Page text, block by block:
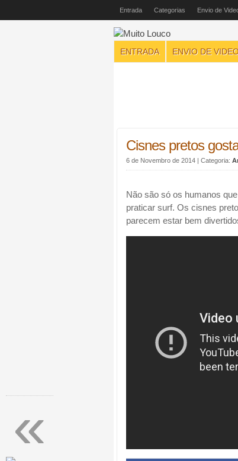
Entrada Categorias Envio de
ENTRADA ENVIO DE
Cisnes pretos
6 de Novembro de 2014 | Categoria:
Não são só os humanos
praticar surf. Os cisnes
parecem estar bem
«